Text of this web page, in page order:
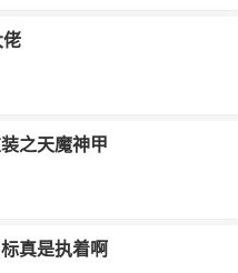
佬
之天魔神甲
真是执着啊